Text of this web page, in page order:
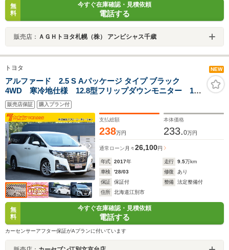
無
料
今すぐ在庫確認・見積依頼
電話する
販売店： ＡＧＨトヨタ札幌（株） アンビシャス千歳
トヨタ NEW
アルファード 2.5 S Aパッケージ タイプ ブラック
4WD 寒冷地仕様 12.8型フリップダウンモニター 11
型BIGxナビ 両側パワースライド パワーバックドア
バックカメラ クルーズコントロール LEDヘッドライ
ト AC100V ETC
販売店保証 購入プラン付
支払総額
238万円
本体価格
233.0万円
通常ローン 月々26,100円
年式 2017年 走行 9.5万km
車検
'28/03 修復
あり
保証
保証付 整備
法定整備付
住所
北海道江別市
無
料
今すぐ在庫確認・見積依頼
電話する
カーセンサーアフター保証がAプランに付いています